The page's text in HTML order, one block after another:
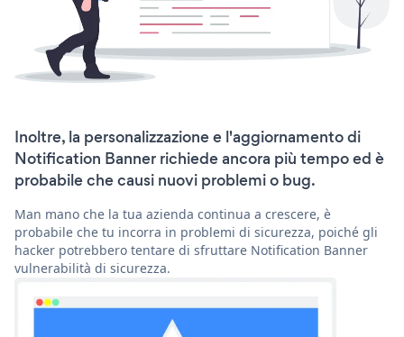
Inoltre, la personalizzazione e l'aggiornamento di
Notification Banner richiede ancora più tempo ed è
probabile che causi nuovi problemi o bug.
Man mano che la tua azienda continua a crescere, è
probabile che tu incorra in problemi di sicurezza, poiché gli
hacker potrebbero tentare di sfruttare Notification Banner
vulnerabilità di sicurezza.